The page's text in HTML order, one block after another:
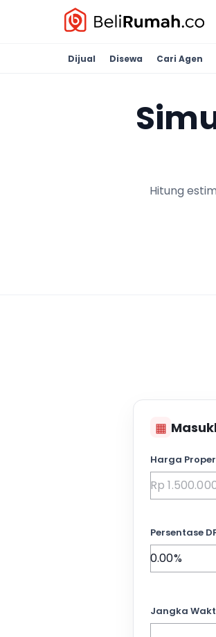
Dijual Disewa Cari Agen
Hitung
▦
Harga
Persentase
Jangka